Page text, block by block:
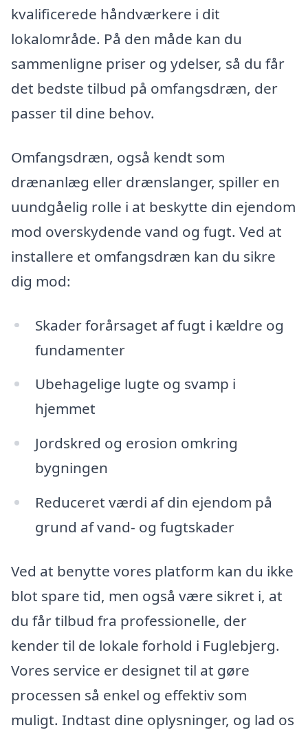
kvalificerede håndværkere i dit
lokalområde. På den måde kan du
sammenligne priser og ydelser, så du får
det bedste tilbud på omfangsdræn, der
passer til dine behov.
Omfangsdræn, også kendt som
drænanlæg eller drænslanger, spiller en
uundgåelig rolle i at beskytte din ejendom
mod overskydende vand og fugt. Ved at
installere et omfangsdræn kan du sikre
dig mod:
Skader forårsaget af fugt i kældre og
fundamenter
Ubehagelige lugte og svamp i
hjemmet
Jordskred og erosion omkring
bygningen
Reduceret værdi af din ejendom på
grund af vand- og fugtskader
Ved at benytte vores platform kan du ikke
blot spare tid, men også være sikret i, at
du får tilbud fra professionelle, der
kender til de lokale forhold i Fuglebjerg.
Vores service er designet til at gøre
processen så enkel og effektiv som
muligt. Indtast dine oplysninger, og lad os